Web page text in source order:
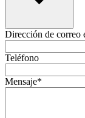
Dirección de correo
Teléfono
Mensaje*